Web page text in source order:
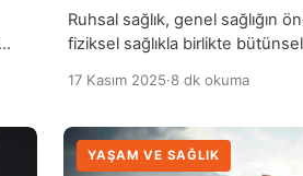
Ruhsal sağlık, genel sağlığın
fiziksel sağlıkla birlikte
duygusal iyilik halini ifade eder;
zorluklarına karşı dayanıklılık
içerir. İyi bir ruhsal sağlık,
17 Kasım 2025·8 dk okuma
YAŞAM VE SAĞLIK